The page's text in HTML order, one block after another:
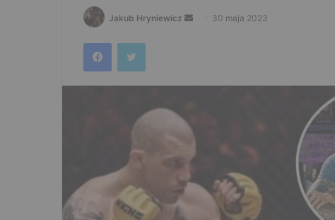
Jakub Hryniewicz
Send 30 maja 2023
FacebookTwitter